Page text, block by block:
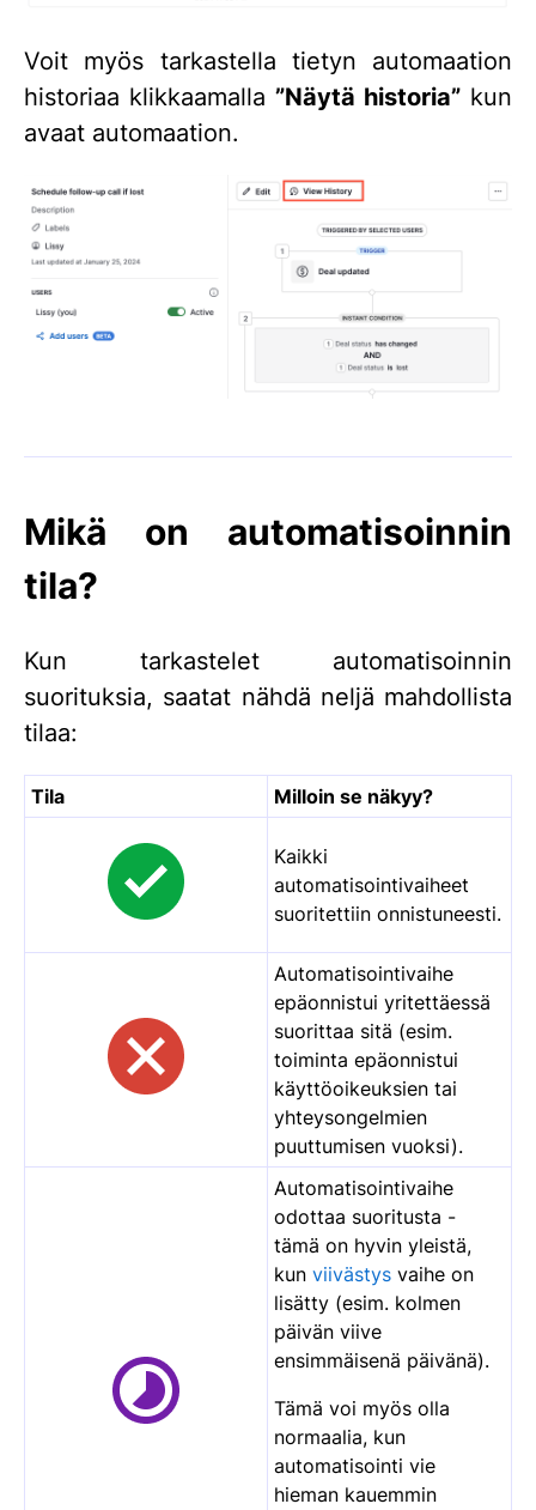
Voit myös tarkastella tietyn automaation
historiaa klikkaamalla ”Näytä historia” kun
avaat automaation.
Mikä on automatisoinnin
tila?
Kun tarkastelet automatisoinnin
suorituksia, saatat nähdä neljä mahdollista
tilaa:
Tila Milloin se näkyy?
Kaikki
automatisointivaiheet
suoritettiin onnistuneesti.
Automatisointivaihe
epäonnistui yritettäessä
suorittaa sitä (esim.
toiminta epäonnistui
käyttöoikeuksien tai
yhteysongelmien
puuttumisen vuoksi).
Automatisointivaihe
odottaa suoritusta -
tämä on hyvin yleistä,
kun viivästys vaihe on
lisätty (esim. kolmen
päivän viive
ensimmäisenä päivänä).
Tämä voi myös olla
normaalia, kun
automatisointi vie
hieman kauemmin